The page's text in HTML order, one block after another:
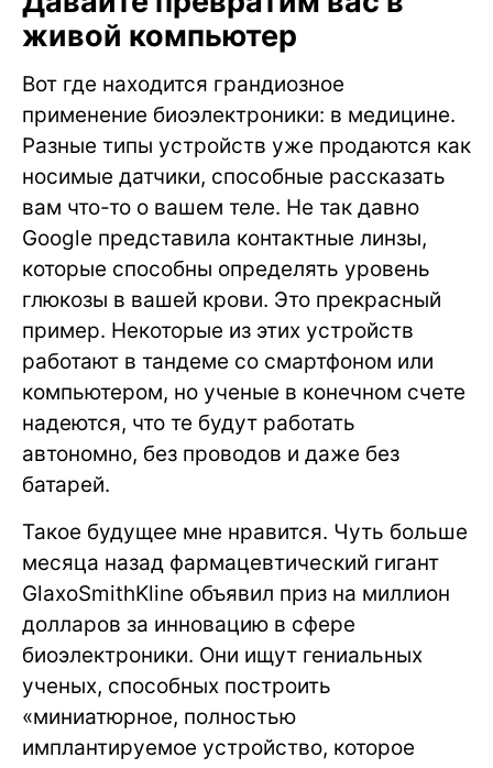
живой компьютер
Вот где находится грандиозное
применение биоэлектроники: в медицине.
Разные типы устройств уже продаются как
носимые датчики, способные рассказать
вам что-то о вашем теле. Не так давно
Google представила контактные линзы,
которые способны определять уровень
глюкозы в вашей крови. Это прекрасный
пример. Некоторые из этих устройств
работают в тандеме со смартфоном или
компьютером, но ученые в конечном счете
надеются, что те будут работать
автономно, без проводов и даже без
батарей.
Такое будущее мне нравится. Чуть больше
месяца назад фармацевтический гигант
GlaxoSmithKline объявил приз на миллион
долларов за инновацию в сфере
биоэлектроники. Они ищут гениальных
ученых, способных построить
«миниатюрное, полностью
имплантируемое устройство, которое